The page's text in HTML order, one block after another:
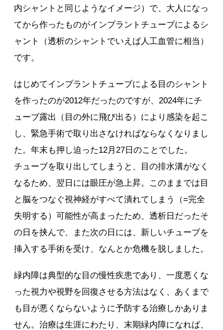
内シャントと同じようなイメージ）で、大人になっ
てから作ったものがインプラントチューブによるシ
ャント（透析のシャントでいえば人工血管に相当）
です。
はじめてインプラントチューブによる目のシャント
を作ったのが2012年だったのですが、2024年にチ
ューブ露出（目の外に飛び出る）により感染を起こ
し、緊急手術で取り出さなければならなくなりまし
た。年末も押し迫った12月27日のことでした。
チューブを取り出してしまうと、目の排水溝がなく
なるため、翌日には眼圧が急上昇。このままでは目
と脳をつなぐ視神経がすべて潰れてしまう（=完全
失明する）可能性が高まったため、透析日だったそ
の日を挟んで、また次の日には、新しいチューブを
挿入する手術を受け、なんとか危機を脱しました。
緑内障は典型的な目の慢性疾患であり、一度悪くな
った視力や視野を回復させる方法はなく、あくまで
も目が悪くならないように予防する治療しかありま
せん。治療は生涯にわたり、末期緑内障になれば、